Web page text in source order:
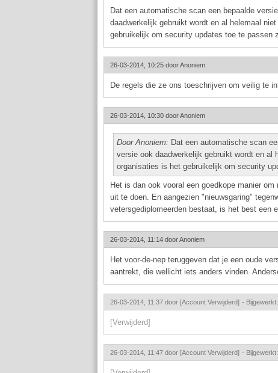
Dat een automatische scan een bepaalde
daadwerkelijk gebruikt wordt en al helemaal
gebruikelijk om security updates toe te passen
26-03-2014, 10:25 doorAnoniem
De regels die ze ons toeschrijven om veilig te
26-03-2014, 10:30 doorAnoniem
Door Anoniem: Dat een automatische scan
versie ook daadwerkelijk gebruikt wordt en al
organisaties is het gebruikelijk om security
Het is dan ook vooral een goedkope manier
uit te doen. En aangezien "nieuwsgaring"
vetersgediplomeerden bestaat, is het best een
26-03-2014, 11:14 doorAnoniem
Het voor-de-nep teruggeven dat je een oude
aantrekt, die wellicht iets anders vinden.
26-03-2014, 11:37 door [Account Verwijderd] -
[Verwijderd]
26-03-2014, 11:47 door [Account Verwijderd] -